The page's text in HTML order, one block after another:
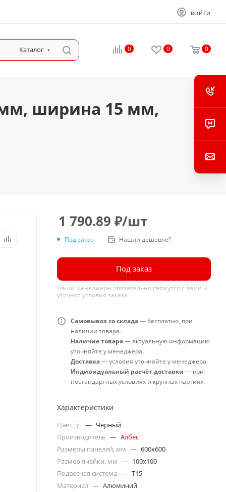
ВОЙТИ
Каталог 0 0 0
мм, ширина 15 мм,
1 790.89 ₽/шт
Под заказ Нашли дешевле?
Под заказ
Наши менеджеры обязательно свяжутся с вами и
уточнят условия заказа
Самовывоз со склада— бесплатно, при
наличии товара.
Наличие товара— актуальную информацию
уточняйте у менеджера.
Доставка— условия уточняйте у менеджера.
Индивидуальный расчёт доставки — при
нестандартных условиях и крупных партиях.
Характеристики
Цвет ? — Черный
Производитель — Албес
Размеры панелей, мм — 600x600
Размер ячейки, мм — 100x100
Подвесная система — T15
Материал — Алюминий